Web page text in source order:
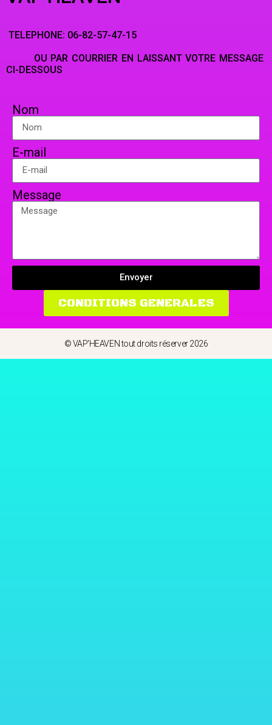
TELEPHONE: 06-82-57-47-15
OU PAR COURRIER EN LAISSANT VOTRE MESSAGE
CI-DESSOUS
Nom
E-mail
Message
Envoyer
CONDITIONS GENERALES
© VAP'HEAVEN tout droits réserver 2026